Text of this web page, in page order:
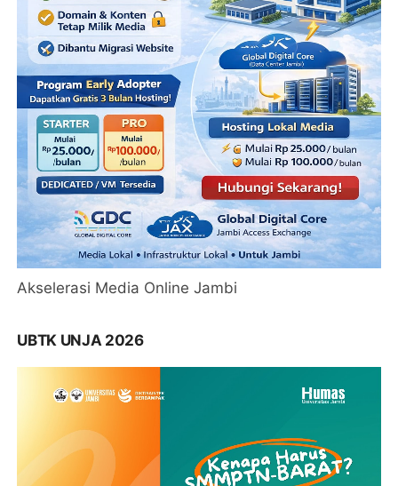
Akselerasi Media Online Jambi
UBTK UNJA 2026